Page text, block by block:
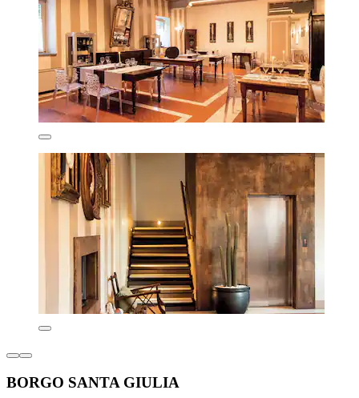
BORGO SANTA GIULIA